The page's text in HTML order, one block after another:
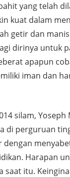
yang telah
kuat dalam
getir dan
dirinya untuk
apapun
iman dan
silam,
di perguruan
dengan
Harapan
saat itu.